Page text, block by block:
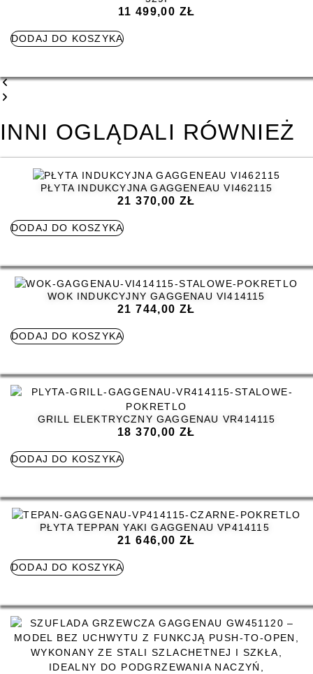
11 499,00 ZŁ
DODAJ DO KOSZYKA
INNI OGLĄDALI RÓWNIEŻ
PŁYTA INDUKCYJNA GAGGENEAU VI462115
21 370,00ZŁ
DODAJ DO KOSZYKA
WOK INDUKCYJNY GAGGENAU VI414115
21 744,00ZŁ
DODAJ DO KOSZYKA
GRILL ELEKTRYCZNY GAGGENAU VR414115
18 370,00ZŁ
DODAJ DO KOSZYKA
PŁYTA TEPPAN YAKI GAGGENAU VP414115
21 646,00ZŁ
DODAJ DO KOSZYKA